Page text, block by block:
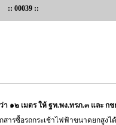
:: 00039 ::
๑๒ เมตร ให้ ฐท.พง.ทรภ.๓ และ กช
สารซื้อรถกระเช้าไฟฟ้าขนาดยกสูง